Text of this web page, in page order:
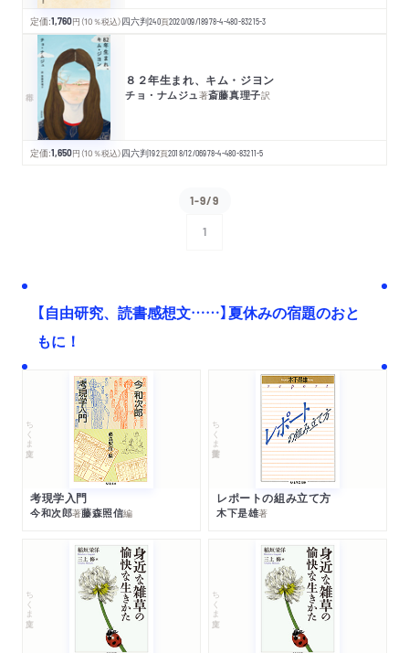
定価:1,760円 （10％税込）四六判240頁2020/09/18978-4-480-83215-3
８２年生まれ、キム・ジヨン
チョ・ナムジュ著斎藤真理子訳
定価:1,650円 （10％税込）四六判192頁2018/12/06978-4-480-83211-5
1-9/9
1
【自由研究、読書感想文……】夏休みの宿題のおと
もに！
ちくま文庫
考現学入門
今和次郎著藤森照信編
ちくま学芸文庫
レポートの組み立て方
木下是雄著
ちくま文庫 ちくま文庫